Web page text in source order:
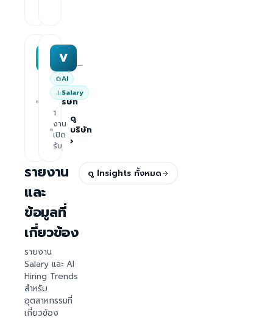
MAA group
—
งาน ดู
บริษัท
V —
AI
Salary
1
งาน
เปิด
รับ
ดู
บริษัท
›
รายงาน
และ
ข้อมูลที่
เกี่ยวข้อง
รายงาน
Salary และ AI
Hiring Trends
สำหรับ
อุตสาหกรรมที่
เกี่ยวข้อง
ดู Insights ทั้งหมด